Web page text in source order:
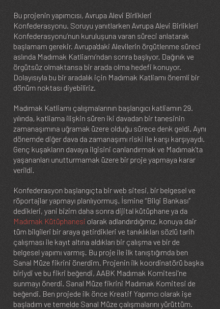
Bu projenin yapımcısı, Avrupa Alevi Birlikleri
Konfederasyonu. Soruyu yanıtlarken Avrupa Alevi Birlikleri
Konfederasyonu’nun kuruluşuna varan süreci anlatarak
başlamam gerekir. Avrupa'daki Alevilerin örgütlenme süreci
aslında Madımak Katliamı’ndan sonra başlıyor. Dağınık ve
örgütsüz olmaktansa bir arada olma hedefi konuyor.
Dolayısıyla bu bir aradalık için Madımak Katliamı önemli bir
dönüm noktası diyebiliriz.
Madımak Katliamı çalışmalarının başlangıcı katliamın 29.
yılında, katliama ilişkin süren iki davadan bir tanesinin
zamanaşımına uğramak üzere olduğu sürece denk geldi. Aynı
dönemde diğer dava da zamanaşımı riski ile karşı karşıyaydı.
Genç kuşakların davaya ilgisini canlandırmak ve Madımak'ta
yaşananları unutturmamak üzere bir proje yapmaya karar
verildi.
Konfederasyon başlangıçta bir web sitesi, bir belgesel ve
röportajlar yapmayı planlıyormuş. İsmine “Bilgi Bankası”
dedikleri, yani bizim daha sonra dijital kütüphane ya da
Madımak Kütüphanesi olarak adlandırdığımız, konuya dair
tüm bilgileri bir araya getirdikleri ve tanıklıkları sözlü tarih
çalışması ile kayıt altına aldıkları bir çalışma ve bir de
belgesel yapımı varmış. Bu proje ile ilk tanıştığımda ben
Sanal Müze fikrini önerdim. Projenin ilk koordinatörü başka
biriydi ve bu fikri beğendi, AABK Madımak Komitesi’ne
sunmayı önerdi. Sanal Müze fikrini Madımak Komitesi de
beğendi. Ben projede ilk önce Kreatif Yapımcı olarak işe
başladım ve temelde Sanal Müze çalışmalarını yürüttüm.